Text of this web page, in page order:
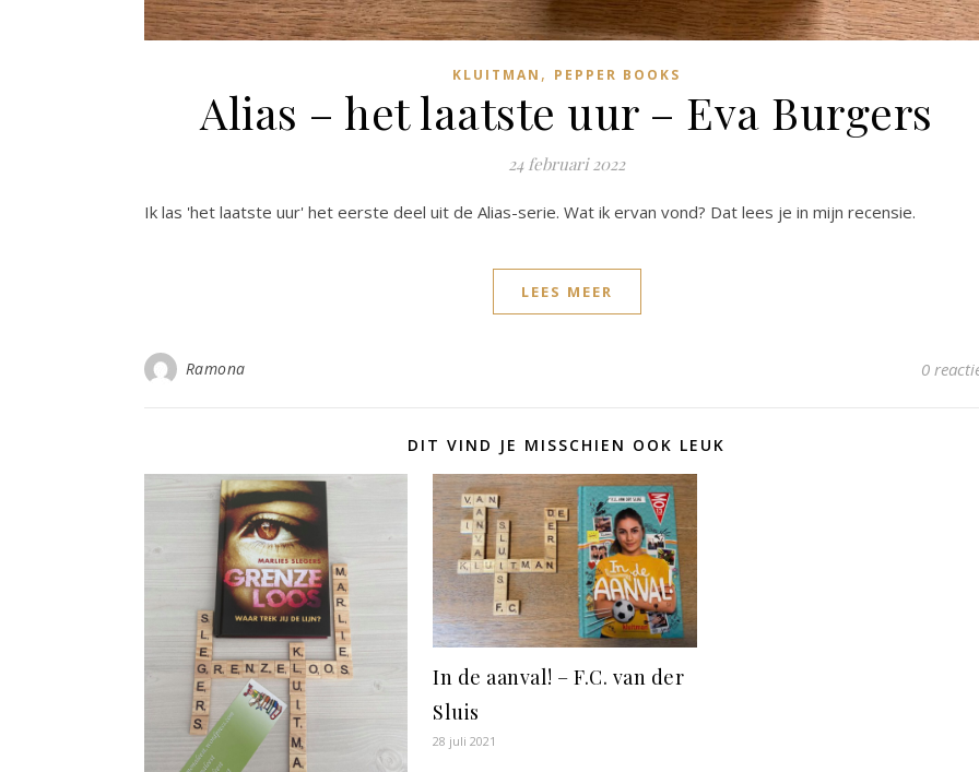
KLUITMAN , PEPPER BOOKS
Alias – het laatste uur – Eva Burgers
24 februari 2022
Ik las 'het laatste uur' het eerste deel uit de Alias-serie. Wat ik ervan vond? Dat lees je in mijn recensie.
LEES MEER
Ramona 0
DIT VIND JE MISSCHIEN OOK LEUK
In de aanval! – F.C. van der
Sluis
28 juli 2021